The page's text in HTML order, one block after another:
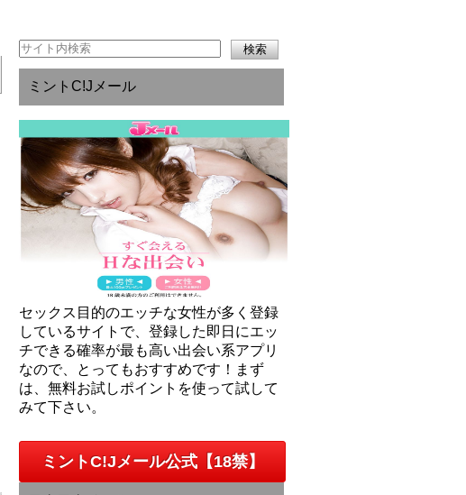
ミントC!Jメール
セックス目的のエッチな女性が多く登録
しているサイトで、登録した即日にエッ
チできる確率が最も高い出会い系アプリ
なので、とってもおすすめです！まず
は、無料お試しポイントを使って試して
みて下さい。
ミントC!Jメール公式【18禁】